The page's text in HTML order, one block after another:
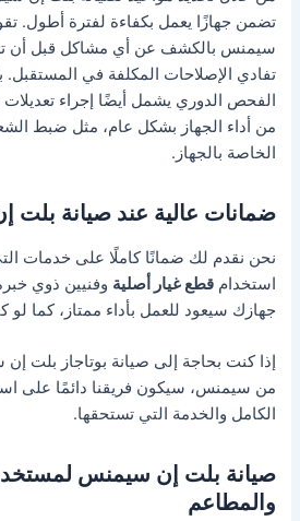
تضمن جهازًا يعمل بكفاءة لفترة أطول.
سيمنس بالكشف عن أي مشاكل قبل أن
تفادي الإصلاحات المكلفة في المستقبل.
الفحص الدوري يشمل أيضًا إجراء
من أداء الجهاز بشكل عام، مثل ضبط
الخاصة بالجهاز.
ضمانات عالية عند صيانة
نحن نقدم لك ضمانًا كاملًا على خدمات
استخدامقطع غيار أصلية وفنيين ذوي
جهازك سيعود للعمل بأداء ممتاز، كما لو
إذا كنت بحاجة إلى صيانة بوتاجاز بلت
من سيمنس، سيكون فريقنا دائمًا على
الكامل والخدمة التي تستحقها.
صيانة بلت إن سيمنس
والمطاعم